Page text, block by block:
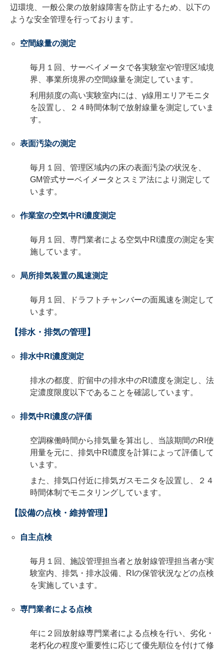
辺環境、一般公衆の放射線障害を防止するため、以下の
ような安全管理を行っております。
空間線量の測定
毎月１回、サーベイメータで各実験室や管理区域境
界、事業所境界の空間線量を測定しています。
利用頻度の高い実験室内には、γ線用エリアモニタ
を設置し、２４時間体制で放射線量を測定していま
す。
表面汚染の測定
毎月１回、管理区域内の床の表面汚染の状況を、
GM管式サーベイメータとスミア法により測定して
います。
作業室の空気中RI濃度測定
毎月１回、専門業者による空気中RI濃度の測定を実
施しています。
局所排気装置の風速測定
毎月１回、ドラフトチャンバーの面風速を測定して
います。
【排水・排気の管理】
排水中RI濃度測定
排水の都度、貯留中の排水中のRI濃度を測定し、法
定濃度限度以下であることを確認しています。
排気中RI濃度の評価
空調稼働時間から排気量を算出し、当該期間のRI使
用量を元に、排気中RI濃度を計算によって評価して
います。
また、排気口付近に排気ガスモニタを設置し、２４
時間体制でモニタリングしています。
【設備の点検・維持管理】
自主点検
毎月１回、施設管理担当者と放射線管理担当者が実
験室内、排気・排水設備、RIの保管状況などの点検
を実施しています。
専門業者による点検
年に２回放射線専門業者による点検を行い、劣化・
老朽化の程度や重要性に応じて優先順位を付けて修